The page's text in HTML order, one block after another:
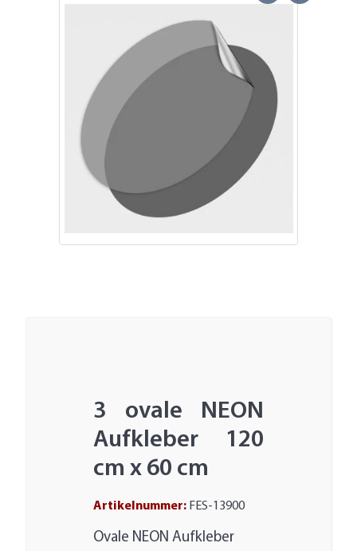
3 ovale NEON
Aufkleber 120
cm x 60 cm
Artikelnummer: FES-13900
Ovale NEON Aufkleber